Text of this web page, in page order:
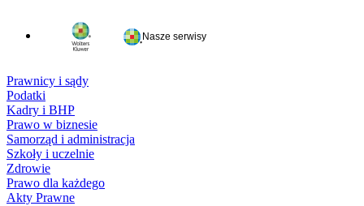
Nasze serwisy
Prawnicy i sądy
Podatki
Kadry i BHP
Prawo w biznesie
Samorząd i administracja
Szkoły i uczelnie
Zdrowie
Prawo dla każdego
Akty Prawne